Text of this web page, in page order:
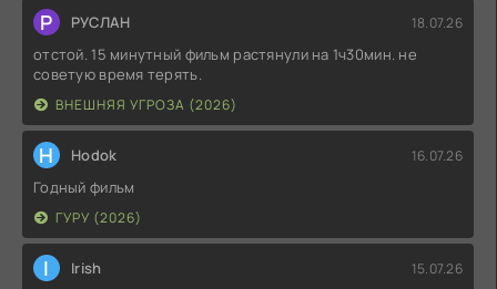
Р РУСЛАН 18.07.26
отстой. 15 минутный фильм растянули на 1ч30мин. не
советую время терять.
ВНЕШНЯЯ УГРОЗА (2026)
H Hodok 16.07.26
Годный фильм
ГУРУ (2026)
I Irish 15.07.26